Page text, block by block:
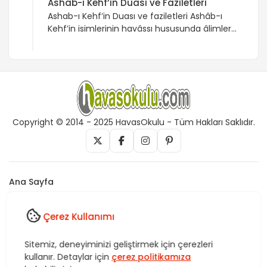
Ashab-ı Kehf’in Duası ve Faziletleri
Ashab-ı Kehf’in Duası ve faziletleri Ashâb-ı
Kehf’in isimlerinin havâssı hususunda âlimler
yazıp üzerinde taşımalıdır. (Tabii usûlüne
uygun ve hürmete halel gelmeyecek şekilde
şekilde olmalıdır. Yoksa bu taşımaktan fayda
yerine zarar görebilir.) – Ziraatın verimli
olması için kağıda yazıp bir dal ucuna […]
Copyright © 2014 - 2025 HavasOkulu - Tüm Hakları Saklıdır.
Ana Sayfa
Künye
Rüya yorumları, istihare uygulamaları, Tasavvuf. HavasOkulu,
Sitemiz bünyesindeki içerikleri izinsiz kullananlar hakkında T.C.K
Çerez Kullanımı
Sitemiz, deneyiminizi geliştirmek için çerezleri
kullanır. Detaylar için çerez politikamıza